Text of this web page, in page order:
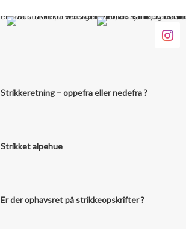
Strikkeretning – oppefra eller nedefra ?
Strikket alpehue
Er der ophavsret på strikkeopskrifter ?